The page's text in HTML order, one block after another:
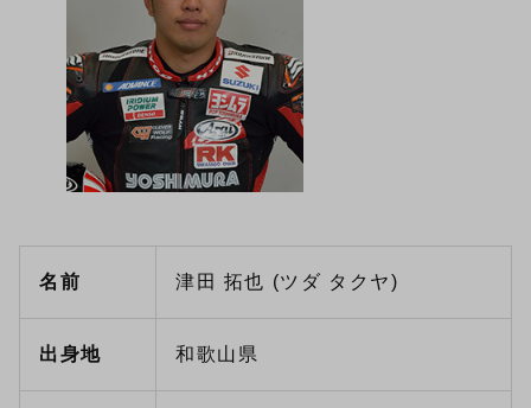
名前 津田 拓也 (ツダ タクヤ)
出身地 和歌山県